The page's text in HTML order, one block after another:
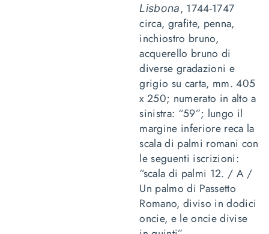
Lisbona, 1744-1747
circa, grafite, penna,
inchiostro bruno,
acquerello bruno di
diverse gradazioni e
grigio su carta, mm. 405
x 250; numerato in alto a
sinistra: “59”; lungo il
margine inferiore reca la
scala di palmi romani con
le seguenti iscrizioni:
“scala di palmi 12. / A /
Un palmo di Passetto
Romano, diviso in dodici
oncie, e le oncie divise